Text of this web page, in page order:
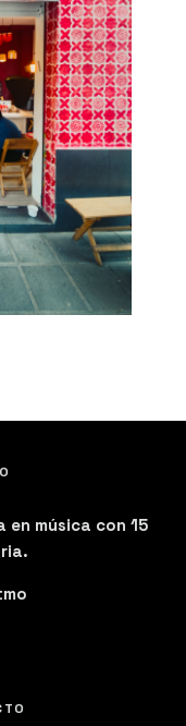
música con 15